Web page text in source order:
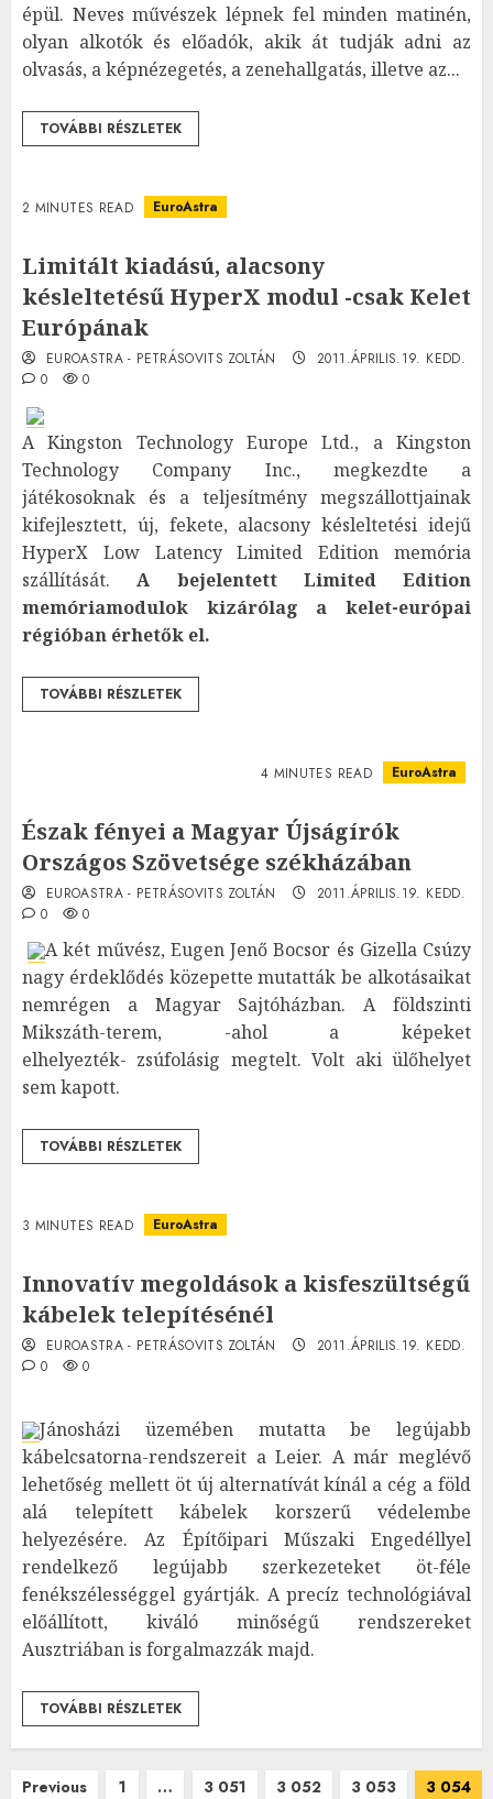
épül. Neves művészek lépnek fel minden matinén,
olyan alkotók és előadók, akik át tudják adni az
olvasás, a képnézegetés, a zenehallgatás, illetve az...
TOVÁBBI RÉSZLETEK
2 MINUTES READ EuroAstra
Limitált kiadású, alacsony
késleltetésű HyperX modul -csak Kelet
Európának
EUROASTRA - PETRÁSOVITS ZOLTÁN
2011.ÁPRILIS.19. KEDD.
0
0
A Kingston Technology Europe Ltd., a Kingston
Technology Company Inc., megkezdte a
játékosoknak és a teljesítmény megszállottjainak
kifejlesztett, új, fekete, alacsony késleltetési idejű
HyperX Low Latency Limited Edition memória
szállítását.A bejelentett Limited Edition
memóriamodulok kizárólag a kelet-európai
régióban érhetők el.
TOVÁBBI RÉSZLETEK
4 MINUTES READ EuroAstra
Észak fényei a Magyar Újságírók
Országos Szövetsége székházában
EUROASTRA - PETRÁSOVITS ZOLTÁN
2011.ÁPRILIS.19. KEDD.
0
0
A két művész, Eugen Jenő Bocsor és Gizella Csúzy
nagy érdeklődés közepette mutatták be alkotásaikat
nemrégen a Magyar Sajtóházban. A földszinti
Mikszáth-terem, -ahol a képeket
elhelyezték- zsúfolásig megtelt. Volt aki ülőhelyet
sem kapott.
TOVÁBBI RÉSZLETEK
3 MINUTES READ EuroAstra
Innovatív megoldások a kisfeszültségű
kábelek telepítésénél
EUROASTRA - PETRÁSOVITS ZOLTÁN
2011.ÁPRILIS.19. KEDD.
0
0
Jánosházi üzemében mutatta be legújabb
kábelcsatorna-rendszereit a Leier. A már meglévő
lehetőség mellett öt új alternatívát kínál a cég a föld
alá telepített kábelek korszerű védelembe
helyezésére. Az Építőipari Műszaki Engedéllyel
rendelkező legújabb szerkezeteket öt-féle
fenékszélességgel gyártják. A precíz technológiával
előállított, kiváló minőségű rendszereket
Ausztriában is forgalmazzák majd.
TOVÁBBI RÉSZLETEK
Previous 1 … 3 051 3 052 3 053
3 054